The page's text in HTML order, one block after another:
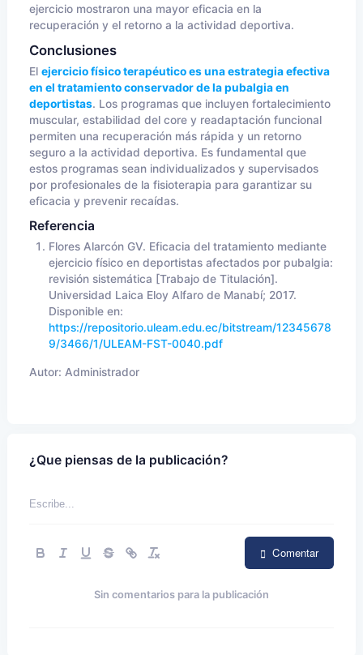
ejercicio mostraron una mayor eficacia en la
recuperación y el retorno a la actividad deportiva.
Conclusiones
El ejercicio físico terapéutico es una estrategia efectiva
en el tratamiento conservador de la pubalgia en
deportistas. Los programas que incluyen fortalecimiento
muscular, estabilidad del core y readaptación funcional
permiten una recuperación más rápida y un retorno
seguro a la actividad deportiva. Es fundamental que
estos programas sean individualizados y supervisados
por profesionales de la fisioterapia para garantizar su
eficacia y prevenir recaídas.
Referencia
Flores Alarcón GV. Eficacia del tratamiento mediante
ejercicio físico en deportistas afectados por pubalgia:
revisión sistemática [Trabajo de Titulación].
Universidad Laica Eloy Alfaro de Manabí; 2017.
Disponible en:
https://repositorio.uleam.edu.ec/bitstream/12345678
9/3466/1/ULEAM-FST-0040.pdf
Autor: Administrador
¿Que piensas de la publicación?
Comentar
Sin comentarios para la publicación